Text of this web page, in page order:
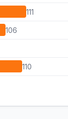
111
106
110